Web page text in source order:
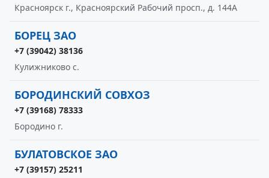
Красноярск г., Красноярский Рабочий просп., д. 144А
БОРЕЦ ЗАО
+7 (39042) 38136
Кулижниково с.
БОРОДИНСКИЙ СОВХОЗ
+7 (39168) 78333
Бородино г.
БУЛАТОВСКОЕ ЗАО
+7 (39157) 25211